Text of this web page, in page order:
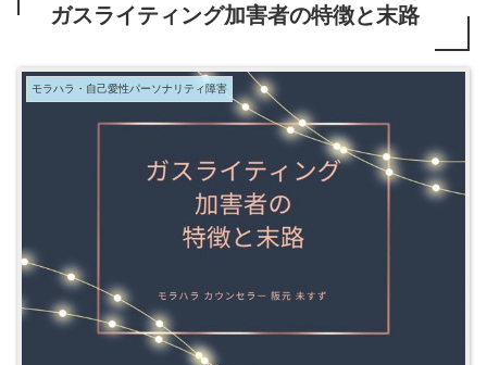
ガスライティング加害者の特徴と末路
モラハラ・自己愛性パーソナリティ障害